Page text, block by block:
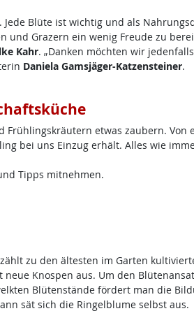
Blüte ist wichtig und als
und Grazern ein wenig Freude zu
Kahr. „Danken möchten wir
Daniela Gamsjäger-Katzensteiner.
Frühlingskräutern etwas zaubern.
bei uns Einzug erhält. Alles wie
Tipps mitnehmen.
zu den ältesten im Garten
Knospen aus. Um den
Blütenstände fördert man die
sät sich die Ringelblume selbst aus.